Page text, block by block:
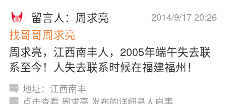
2014/9/17 20:26
留言人：周求亮
找哥哥周求亮
周求亮，江西南丰人，2005年端午失去联
系至今！人失去联系时候在福建福州！
地址：江西南丰
点击查看 周求亮 发布的详细寻人启事